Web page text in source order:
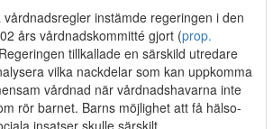
instämde regeringen i den
års vårdnadskommitté gjort (prop.
tillkallade en särskild utredare
vilka nackdelar som kan uppkomma
vårdnad när vårdnadshavarna inte
rör barnet. Barns möjlighet att få hälso-
insatser skulle särskilt